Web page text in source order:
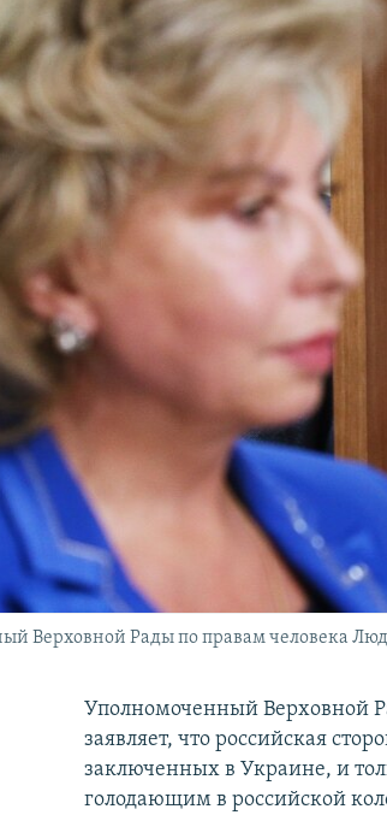
Верховной Рады по правам человека
Уполномоченный Верховной
заявляет, что российская
заключенных в Украине, и
голодающим в российской